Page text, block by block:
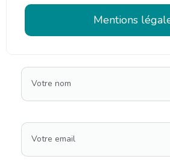
Mentions
Votre nom
Votre email